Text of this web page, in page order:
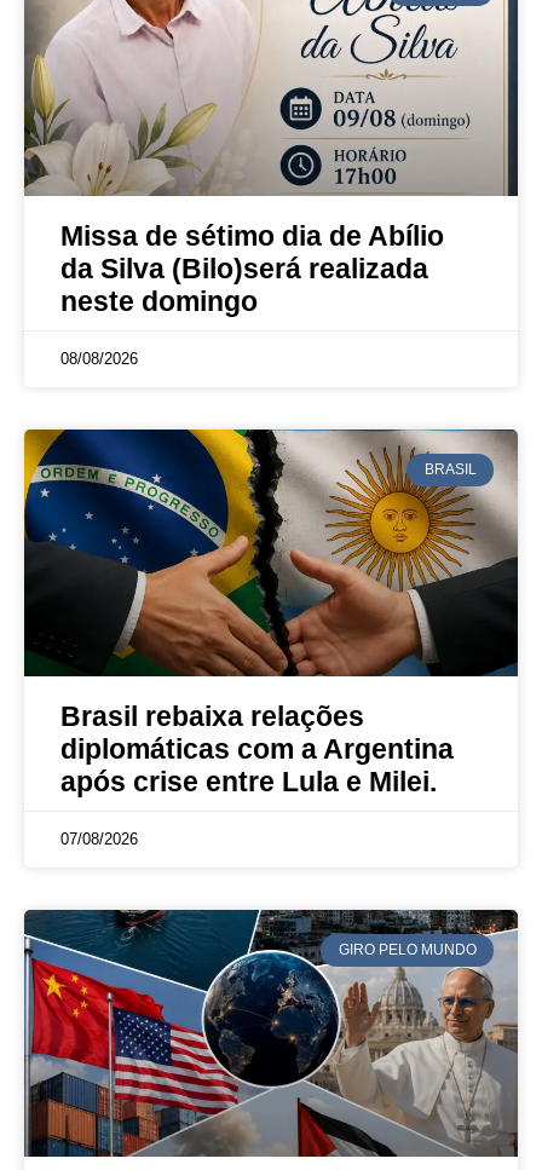
Missa de sétimo dia de Abílio
da Silva (Bilo)será realizada
neste domingo
08/08/2026
BRASIL
Brasil rebaixa relações
diplomáticas com a Argentina
após crise entre Lula e Milei.
07/08/2026
GIRO PELO MUNDO